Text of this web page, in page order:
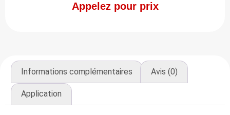
Appelez pour prix
Informations complémentaires Avis (0)
Application